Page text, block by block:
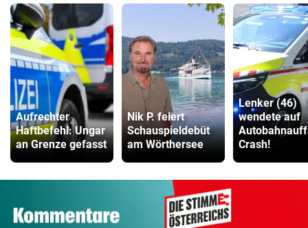
Aufrechter
Haftbefehl: Ungar
an Grenze gefasst
Nik P. feiert
Schauspieldebüt
am Wörthersee
Lenker (46)
wendete auf
Crash!